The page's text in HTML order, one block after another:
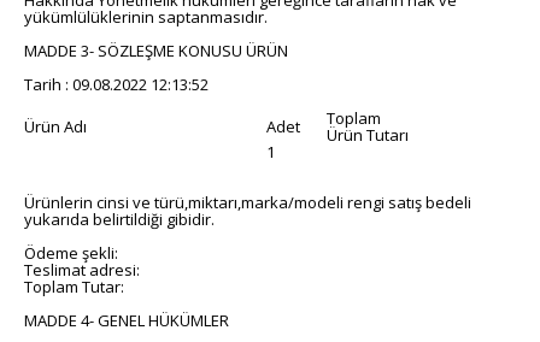
yükümlülüklerinin saptanmasıdır.
MADDE 3- SÖZLEŞME KONUSU ÜRÜN
Tarih : 09.08.2022 12:13:52
Ürün Adı
Adet Toplam
Ürün Tutarı
1
Ürünlerin cinsi ve türü,miktarı,marka/modeli rengi satış bedeli
yukarıda belirtildiği gibidir.
Ödeme şekli:
Teslimat adresi:
Toplam Tutar:
MADDE 4- GENEL HÜKÜMLER